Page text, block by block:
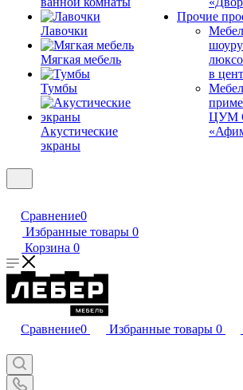
Лавочки
Мягкая мебель
Тумбы
Акустические
экраны
Прочие
в
ЦУМ
Сравнение0
Избранные товары 0
Корзина 0
Сравнение0 Избранные товары 0